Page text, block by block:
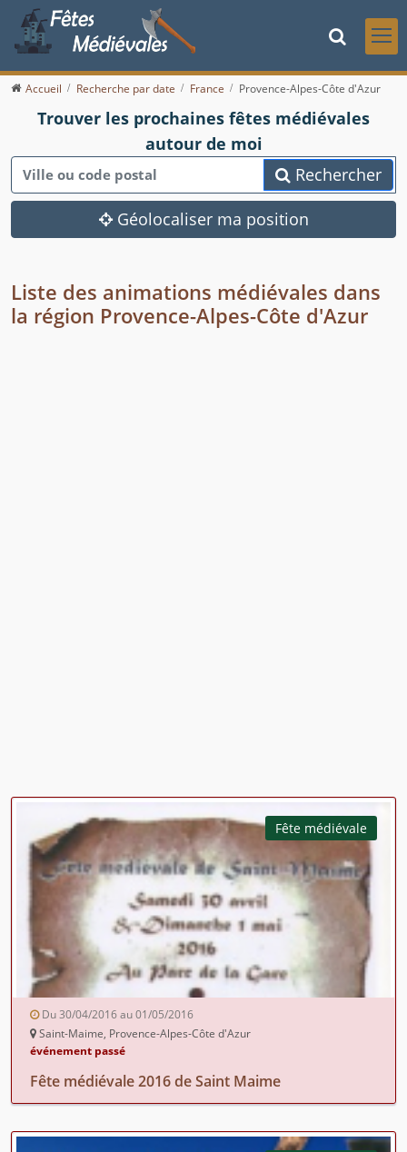
Accueil Recherche par date France Provence-Alpes-Côte d'Azur
Trouver les prochaines fêtes médiévales
autour de moi
Rechercher
Géolocaliser ma position
Liste des animations médiévales dans
la région Provence-Alpes-Côte d'Azur
Fête médiévale
Du 30/04/2016 au 01/05/2016
Saint-Maime, Provence-Alpes-Côte d'Azur
événement passé
Fête médiévale 2016 de Saint Maime